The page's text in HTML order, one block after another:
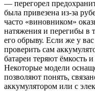
— перегорел
была привезена из-за
часто «виновником»
натяжения и перегибы в
его обрыву. Если же у
проверить сам
батареи теряют ёмкость
Некоторые модели
позволяют понять,
аккумулятором или с